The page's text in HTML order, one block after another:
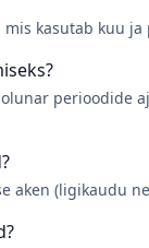
kasutab kuu
perioodide
aken (ligikaudu